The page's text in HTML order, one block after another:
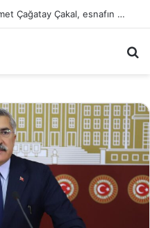
Ceylanpınar Kaymakamı Mehmet Çağatay Çakal, esnafın kahvaltı sofrasında vatandaşlarla buluştu